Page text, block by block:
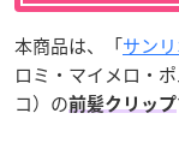
本商品は、「サン
ロミ・マイメロ・
コ）の前髪クリップ